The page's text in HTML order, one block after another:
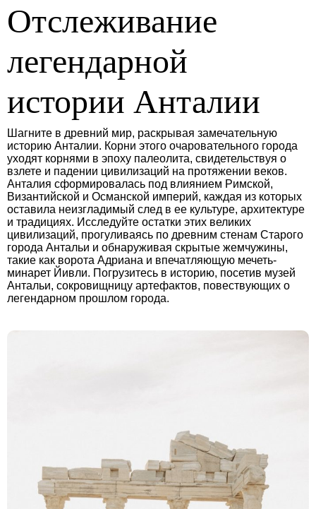
Отслеживание
легендарной
истории Анталии
Шагните в древний мир, раскрывая замечательную
историю Анталии. Корни этого очаровательного города
уходят корнями в эпоху палеолита, свидетельствуя о
взлете и падении цивилизаций на протяжении веков.
Анталия сформировалась под влиянием Римской,
Византийской и Османской империй, каждая из которых
оставила неизгладимый след в ее культуре, архитектуре
и традициях. Исследуйте остатки этих великих
цивилизаций, прогуливаясь по древним стенам Старого
города Антальи и обнаруживая скрытые жемчужины,
такие как ворота Адриана и впечатляющую мечеть-
минарет Йивли. Погрузитесь в историю, посетив музей
Антальи, сокровищницу артефактов, повествующих о
легендарном прошлом города.